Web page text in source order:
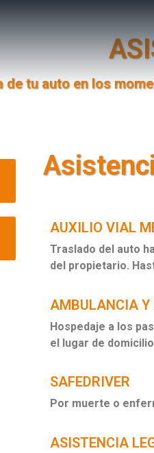
de tu auto en los
AUXILIO VIAL
Traslado del auto
del propietario.
AMBULANCIA
Hospedaje a los
el lugar de
SAFEDRIVER
Por muerte o
ASISTENCIA